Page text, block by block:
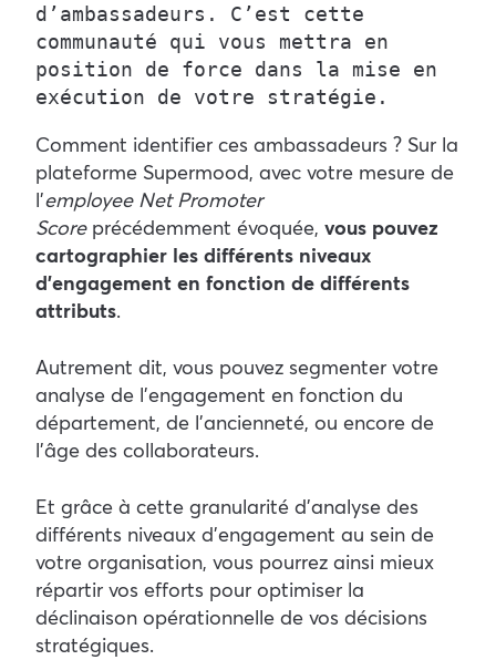
d’ambassadeurs. C’est cette
communauté qui vous mettra en
position de force dans la mise en
exécution de votre stratégie.
Comment identifier ces ambassadeurs ? Sur la
plateforme Supermood, avec votre mesure de
l’employee Net Promoter
Scoreprécédemment évoquée, vous pouvez
cartographier les différents niveaux
d’engagement en fonction de différents
attributs.
Autrement dit, vous pouvez segmenter votre
analyse de l’engagement en fonction du
département, de l’ancienneté, ou encore de
l’âge des collaborateurs.
Et grâce à cette granularité d’analyse des
différents niveaux d’engagement au sein de
votre organisation, vous pourrez ainsi mieux
répartir vos efforts pour optimiser la
déclinaison opérationnelle de vos décisions
stratégiques.